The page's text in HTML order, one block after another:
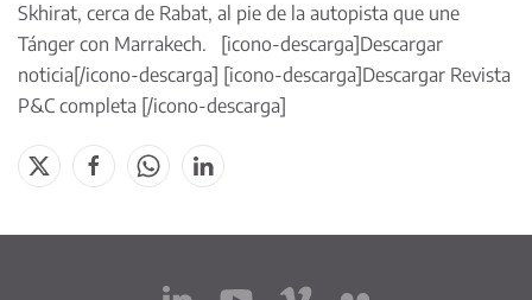
Skhirat, cerca de Rabat, al pie de la autopista que une
Tánger con Marrakech. [icono-descarga]Descargar
noticia [/icono-descarga] [icono-descarga]Descargar Revista
P&C completa [/icono-descarga]